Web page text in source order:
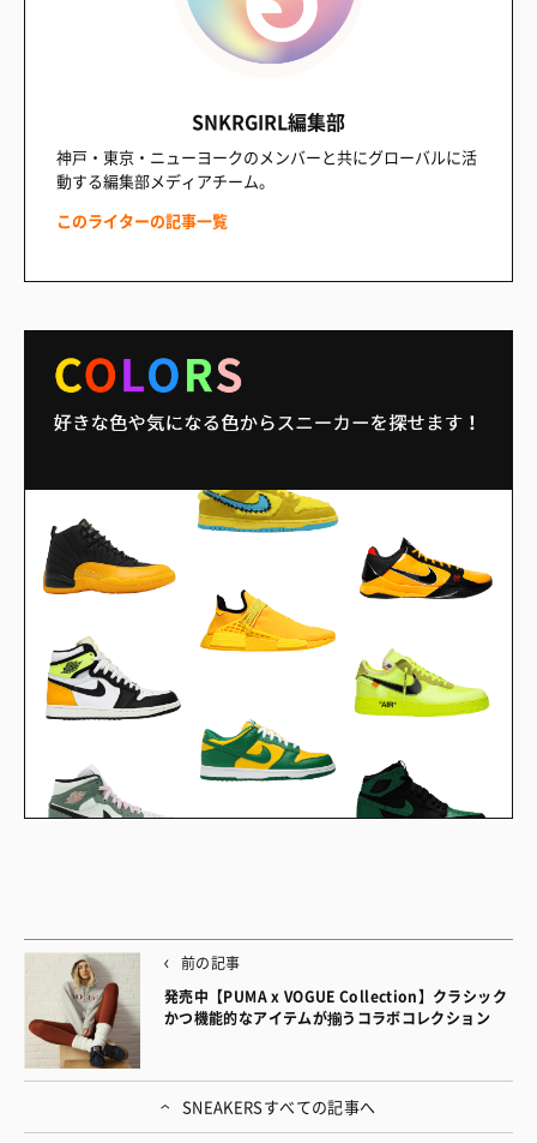
SNKRGIRL編集部
神戸・東京・ニューヨークのメンバーと共にグローバルに活
動する編集部メディアチーム。
このライターの記事一覧
前の記事
発売中【PUMA x VOGUE Collection】クラシック
かつ機能的なアイテムが揃うコラボコレクション
SNEAKERSすべての記事へ